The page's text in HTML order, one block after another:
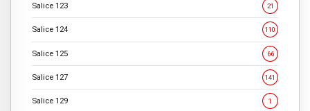
Salice 123 21
Salice 124 110
Salice 125 66
Salice 127 141
Salice 129 1